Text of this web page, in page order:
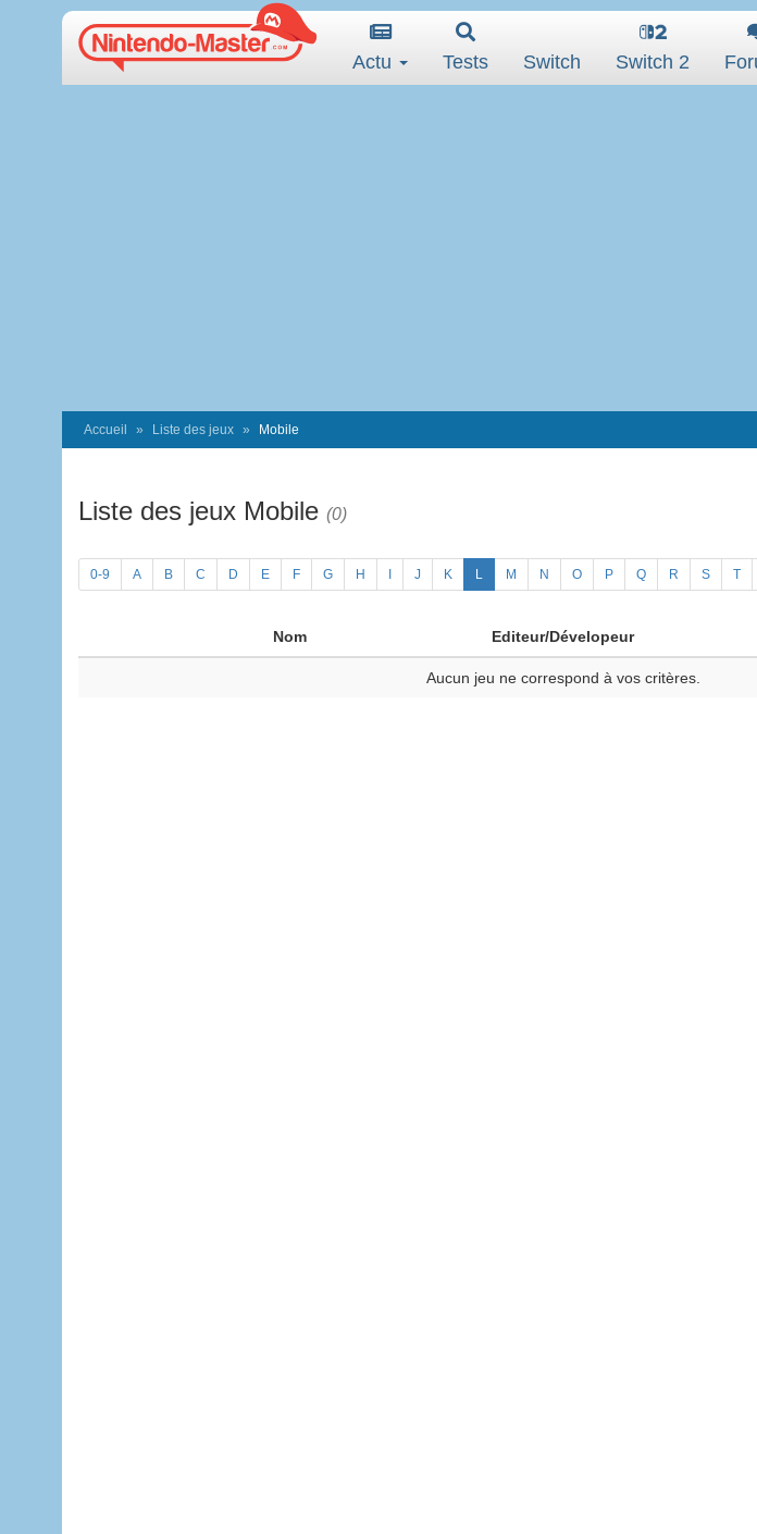
Actu Tests Switch Switch 2
Accueil Liste des jeux Mobile
Liste des jeux Mobile (0)
0-9 A B C D E F G H J K L M N O P Q R S T
Nom Editeur/Dévelopeur
Aucun jeu ne correspond à vos critères.